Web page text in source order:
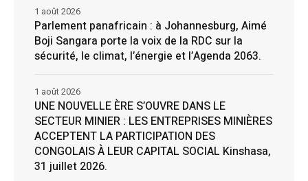
Parlement panafricain : à Johannesburg, Aimé
Boji Sangara porte la voix de la RDC sur la
sécurité, le climat, l’énergie et l’Agenda 2063.
1 août 2026
UNE NOUVELLE ÈRE S’OUVRE DANS LE
SECTEUR MINIER : LES ENTREPRISES MINIÈRES
ACCEPTENT LA PARTICIPATION DES
CONGOLAIS À LEUR CAPITAL SOCIAL Kinshasa,
31 juillet 2026.
1 août 2026